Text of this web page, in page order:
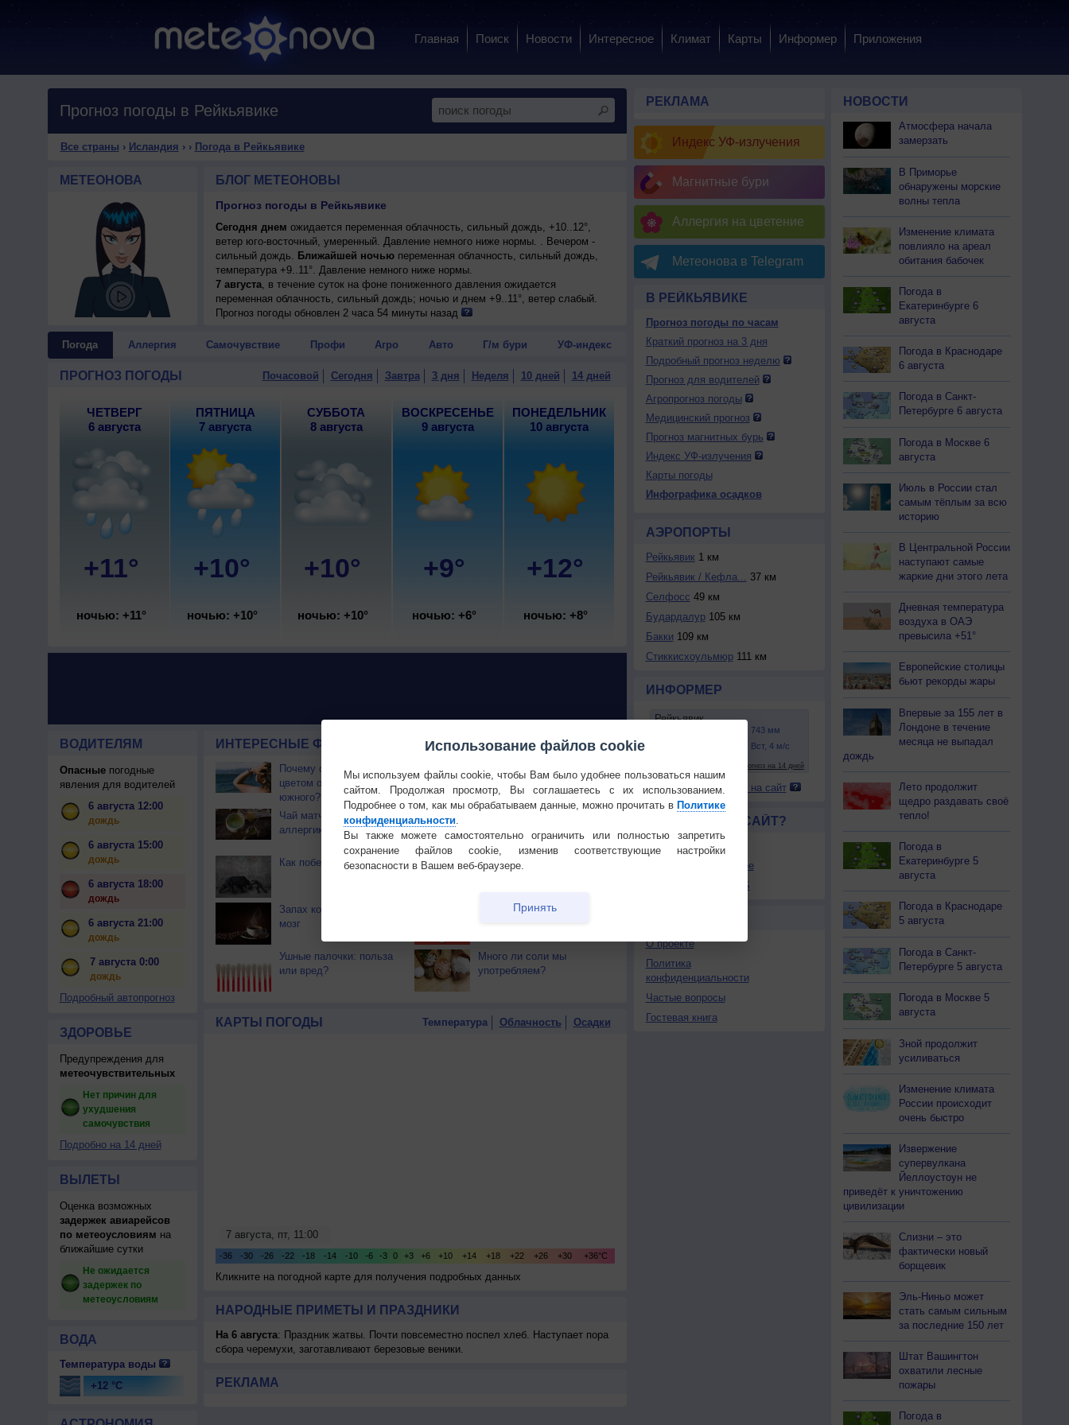
Главная Поиск Новости Интересное Климат Карты Информер Приложения
Прогноз погоды в Рейкьявике
Все страны › Исландия › › Погода в Рейкьявике
МЕТЕОНОВА БЛОГ МЕТЕОНОВЫ
Прогноз погоды в Рейкьявике
Сегодня днем ожидается переменная облачность, сильный дождь, +10..12°,
ветер юго-восточный, умеренный. Давление немного ниже нормы. . Вечером -
сильный дождь. Ближайшей ночьюпеременная облачность, сильный дождь,
температура +9..11°. Давление немного ниже нормы.
7 августа, в течение суток на фоне пониженного давления ожидается
переменная облачность, сильный дождь; ночью и днем +9..11°, ветер слабый.
8 августа, ожидается переменная облачность, небольшой дождь; ночью и днем
9 августа, в течение суток ожидается малооблачная погода; ночью +5..+7°, днем
10 августа, ожидается ясная погода; ночью +7..+9°, днем +11..13°, ветер слабый.
Прогноз погоды обновлен 2 часа 54 минуты назад
Погода Аллергия Самочувствие Профи Агро Авто Г/м бури УФ-индекс
ПРОГНОЗ ПОГОДЫ Почасовой Сегодня Завтра 3 дня Неделя 10 дней 14 дней
ЧЕТВЕРГ
6 августа
+11°
ночью: +11°
ПЯТНИЦА
7 августа
+10°
ночью: +10°
СУББОТА
8 августа
+10°
ночью: +10°
ВОСКРЕСЕНЬЕ
9 августа
+9°
ночью: +6°
ПОНЕДЕЛЬНИК
10 августа
+12°
ночью: +8°
ВОДИТЕЛЯМ
Опасныепогодные
явления для водителей
6 августа 12:00
дождь
6 августа 15:00
дождь
6 августа 18:00
дождь
6 августа 21:00
дождь
7 августа 0:00
дождь
Подробный автопрогноз
ЗДОРОВЬЕ
Предупреждения для
метеочувствительных
Нет причин для
ухудшения
самочувствия
Подробно на 14 дней
ВЫЛЕТЫ
Оценка возможных
задержек авиарейсов
по метеоусловиям на
ближайшие сутки
Не ожидается
задержек по
метеоусловиям
ВОДА
Температура воды
+12 °C
ИНТЕРЕСНЫЕ ФАКТЫ О ЧЕЛОВЕКЕ И ПРИРОДЕ
Почему северный загар
цветом отличается от
южного?
Букет сирени вреден для
здоровья
Чай матча может помочь
аллергикам
Как победить стресс?
Сдерживать чихание
Запах кофе стимулирует
мозг
Может ли стресс быть
Ушные палочки: польза
или вред?
Много ли соли мы
употребляем?
КАРТЫ ПОГОДЫ Температура Облачность Осадки
Кликните на погодной карте для получения подробных данных
НАРОДНЫЕ ПРИМЕТЫ И ПРАЗДНИКИ
На 6 августа: Праздник жатвы. Почти повсеместно поспел хлеб. Наступает пора
сбора черемухи, заготавливают березовые веники.
РЕКЛАМА
РЕКЛАМА
Индекс УФ-излучения
Магнитные бури
Аллергия на цветение
Метеонова в Telegram
В РЕЙКЬЯВИКЕ
Прогноз погоды по часам
Краткий прогноз на 3 дня
Подробный прогноз неделю
Прогноз для водителей
Агропрогноз погоды
Медицинский прогноз
Прогноз магнитных бурь
Индекс УФ-излучения
Карты погоды
Инфографика осадков
АЭРОПОРТЫ
Рейкьявик1 км
Рейкьявик / Кефла... 37 км
Селфосс 49 км
Будардалур105 км
Бакки 109 км
Стиккисхоульмюр111 км
ИНФОРМЕР
Установите погоду на сайт
ПОНРАВИЛСЯ САЙТ?
Сделать стартовой
Добавить в Избранное
Экпорт погоды в RSS
О проекте
Политика
конфиденциальности
Частые вопросы
Гостевая книга
НОВОСТИ
Атмосфера начала
замерзать
В Приморье
обнаружены морские
волны тепла
Изменение климата
повлияло на ареал
обитания бабочек
Погода в
Екатеринбурге 6
августа
Погода в Краснодаре
6 августа
Погода в Санкт-
Петербурге 6 августа
Погода в Москве 6
августа
Июль в России стал
самым тёплым за всю
историю
В Центральной России
наступают самые
жаркие дни этого лета
Дневная температура
воздуха в ОАЭ
превысила +51°
Европейские столицы
бьют рекорды жары
Впервые за 155 лет в
Лондоне в течение
месяца не выпадал
дождь
Лето продолжит
щедро раздавать своё
тепло!
Погода в
Екатеринбурге 5
августа
Погода в Краснодаре
5 августа
Погода в Санкт-
Петербурге 5 августа
Погода в Москве 5
августа
Зной продолжит
усиливаться
Изменение климата
России происходит
очень быстро
Извержение
супервулкана
Йеллоустоун не
приведёт к уничтожению
цивилизации
Слизни – это
фактически новый
борщевик
Эль-Ниньо может
стать самым сильным
за последние 150 лет
Штат Вашингтон
охватили лесные
пожары
Погода в
Использование файлов cookie
Мы используем файлы cookie, чтобы Вам было удобнее пользоваться нашим
сайтом. Продолжая просмотр, Вы соглашаетесь с их использованием.
Подробнее о том, как мы обрабатываем данные, можно прочитать в Политике
конфиденциальности.
Вы также можете самостоятельно ограничить или полностью запретить
сохранение файлов cookie, изменив соответствующие настройки
безопасности в Вашем веб-браузере.
Принять